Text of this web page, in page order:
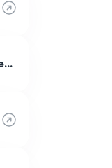
Xbox Network